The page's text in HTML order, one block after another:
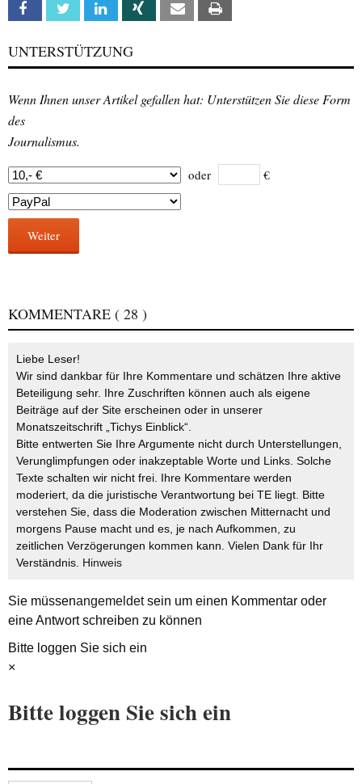
Facebook Twitter Linkedin Xing Email
UNTERSTÜTZUNG
Wenn Ihnen unser Artikel gefallen hat: Unterstützen Sie diese Form
des
Journalismus.
oder €
Weiter
KOMMENTARE ( 28 )
Liebe Leser!
Wir sind dankbar für Ihre Kommentare und schätzen Ihre aktive
Beteiligung sehr. Ihre Zuschriften können auch als eigene
Beiträge auf der Site erscheinen oder in unserer
Monatszeitschrift „Tichys Einblick“.
Bitte entwerten Sie Ihre Argumente nicht durch Unterstellungen,
Verunglimpfungen oder inakzeptable Worte und Links. Solche
Texte schalten wir nicht frei. Ihre Kommentare werden
moderiert, da die juristische Verantwortung bei TE liegt. Bitte
verstehen Sie, dass die Moderation zwischen Mitternacht und
morgens Pause macht und es, je nach Aufkommen, zu
zeitlichen Verzögerungen kommen kann. Vielen Dank für Ihr
Verständnis. Hinweis
Sie müssenangemeldetsein um einen Kommentar oder
eine Antwort schreiben zu können
Bitte loggen Sie sich ein
×
Bitte loggen Sie sich ein